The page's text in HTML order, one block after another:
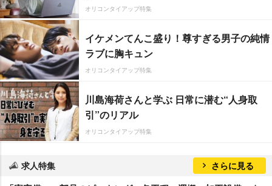
オリコンタイアップ特集
イケメンてんこ盛り！尊すぎる男子の純情
ラブに胸キュン
オリコンタイアップ特集
川島海荷さんと学ぶ 日常に潜む“人身取
引”のリアル
オリコンタイアップ特集
求人特集 さらに見る